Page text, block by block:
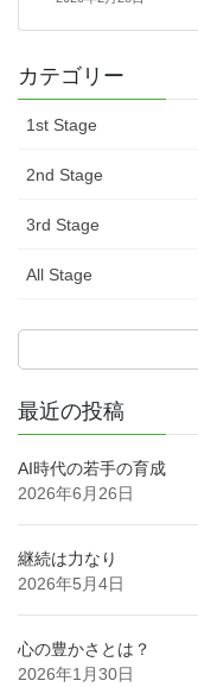
カテゴリー
1st Stage
2nd Stage
3rd Stage
All Stage
最近の投稿
AI時代の若手の育成
2026年6月26日
継続は力なり
2026年5月4日
心の豊かさとは？
2026年1月30日